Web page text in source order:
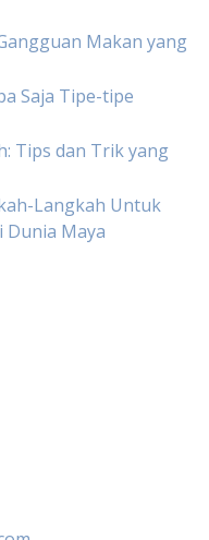
Makan yang
Saja Tipe-tipe
Tips dan Trik yang
Langkah Untuk
Dunia Maya